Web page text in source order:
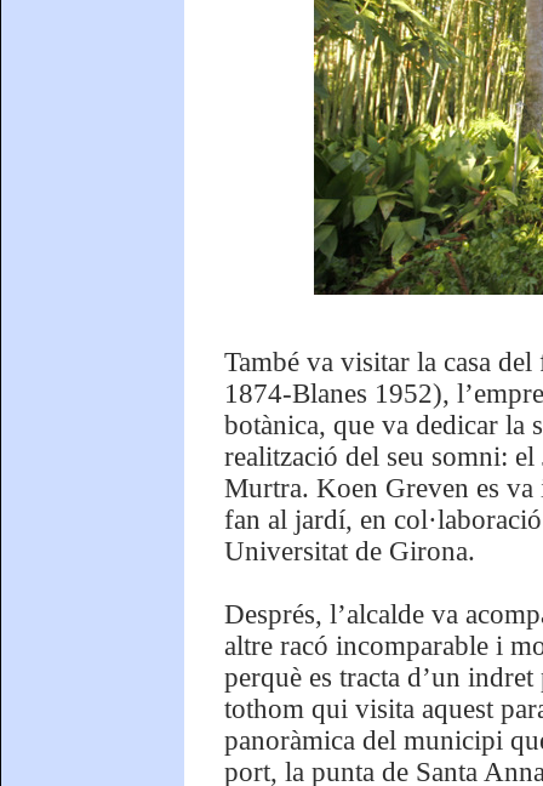
També va visitar la casa
1874-Blanes 1952),
botànica, que va dedicar la
realització del seu somni:
Murtra. Koen Greven es va
fan al jardí, en
Universitat de Girona.
Després, l’alcalde va
altre racó incomparable i
perquè es tracta d’un
tothom qui visita aquest
panoràmica del municipi
port, la punta de Santa